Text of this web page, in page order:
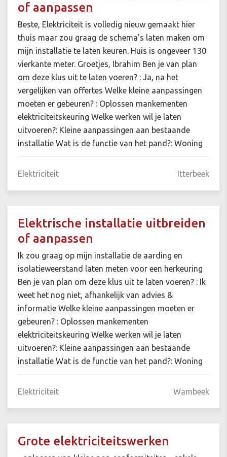
of aanpassen
Beste, Elektriciteit is volledig nieuw gemaakt hier
thuis maar zou graag de schema's laten maken om
mijn installatie te laten keuren. Huis is ongeveer 130
vierkante meter. Groetjes, Ibrahim Ben je van plan
om deze klus uit te laten voeren? : Ja, na het
vergelijken van offertes Welke kleine aanpassingen
moeten er gebeuren? : Oplossen mankementen
elektriciteitskeuring Welke werken wil je laten
uitvoeren?: Kleine aanpassingen aan bestaande
installatie Wat is de functie van het pand?: Woning
Elektriciteit Itterbeek
Elektrische installatie uitbreiden
of aanpassen
Ik zou graag op mijn installatie de aarding en
isolatieweerstand laten meten voor een herkeuring
Ben je van plan om deze klus uit te laten voeren? : Ik
weet het nog niet, afhankelijk van advies &
informatie Welke kleine aanpassingen moeten er
gebeuren? : Oplossen mankementen
elektriciteitskeuring Welke werken wil je laten
uitvoeren?: Kleine aanpassingen aan bestaande
installatie Wat is de functie van het pand?: Woning
Elektriciteit Wambeek
Grote elektriciteitswerken